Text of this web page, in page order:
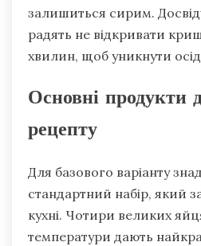
залишиться сирим.
радять не відкривати
хвилин, щоб уникнути
Основні продукти
рецепту
Для базового варіанту
стандартний набір, який
кухні. Чотири великих
температури дають